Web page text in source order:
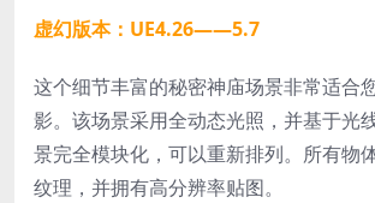
虚幻版本：UE4.26——5.7
这个细节丰富的秘密神庙场景非常适合
影。该场景采用全动态光照，并基于光
景完全模块化，可以重新排列。所有物
纹理，并拥有高分辨率贴图。